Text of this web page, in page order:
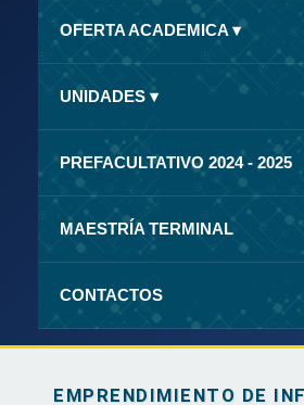
OFERTA ACADEMICA ▾
UNIDADES ▾
PREFACULTATIVO 2024 - 2025
MAESTRÍA TERMINAL
CONTACTOS
EMPRENDIMIENTO DE